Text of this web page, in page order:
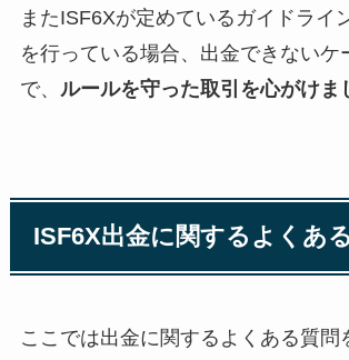
またISF6Xが定めているガイドライ
を行っている場合、出金できないケ
で、 ルールを守った取引を心がけま
ISF6X出金に関するよくあ
ここでは出金に関するよくある質問